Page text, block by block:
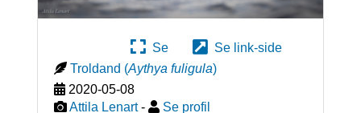
Se
Se link-side
Troldand (Aythya fuligula)
2020-05-08
Attila Lenart - Se profil